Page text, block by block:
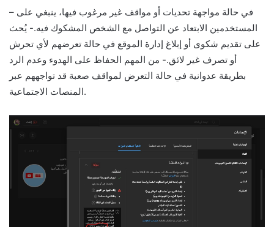
– في حالة مواجهة تحديات أو مواقف غير مرغوب فيها، ينبغي على
المستخدمين الابتعاد عن التواصل مع الشخص المشكوك فيه.- يُحث
على تقديم شكوى أو إبلاغ إدارة الموقع في حالة تعرضهم لأي تحرش
أو تصرف غير لائق.- من المهم الحفاظ على الهدوء وعدم الرد
بطريقة عدوانية في حالة التعرض لمواقف صعبة قد تواجههم عبر
المنصات الاجتماعية.